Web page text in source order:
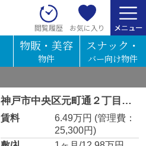
閲覧履歴 お気に入り
物販・美容
物件
スナック・
バー向け物件
神戸市中央区元町通２丁目の物件
賃料 6.49万円 (管理費：
25,300円)